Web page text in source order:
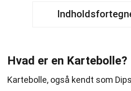
Hvad er en Kartebolle?
Kartebolle, også kendt som